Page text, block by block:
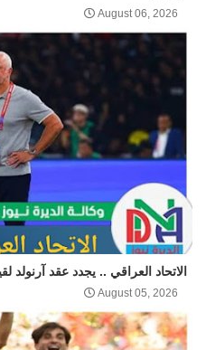
August 06, 2026
الاتحاد العراقي .. يجدد عقد آرنولد
August 05, 2026